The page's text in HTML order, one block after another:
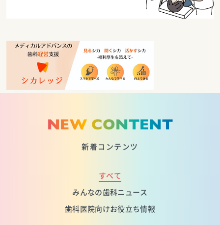
NEW CONTENT
新着コンテンツ
すべて
みんなの歯科ニュース
歯科医院向けお役立ち情報